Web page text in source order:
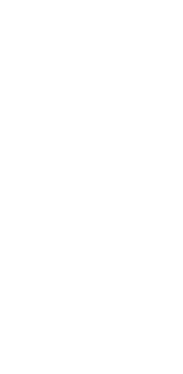
(BSĆ)"
przedmiotowo-językowego (CLIL)"